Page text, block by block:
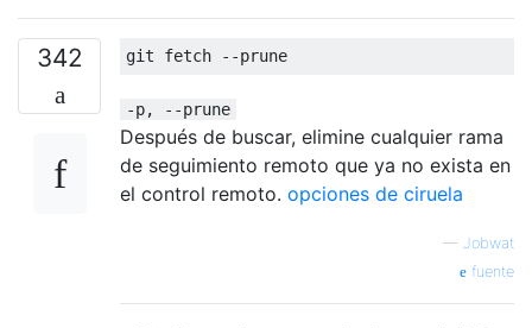
342
-p, --prune
Después de buscar, elimine cualquier rama
de seguimiento remoto que ya no exista en
el control remoto. opciones de ciruela
— Jobwat
fuente